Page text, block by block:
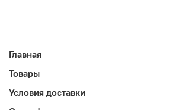
Главная
Товары
Условия доставки